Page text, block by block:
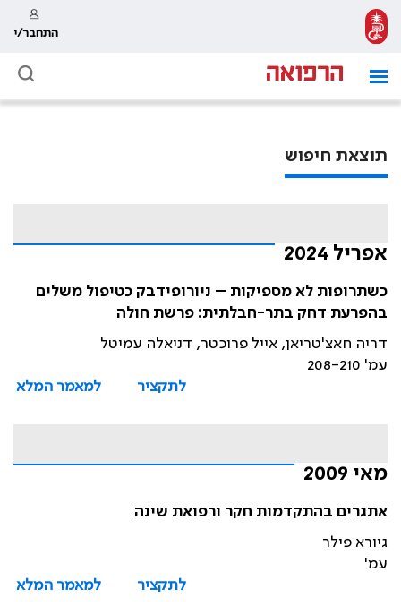
התחבר/י
תוצאת חיפוש
אפריל 2024
כשתרופות לא מספיקות – ניורופידבק כטיפול משלים
בהפרעת דחק בתר-חבלתית: פרשת חולה
דריה חאצ'טריאן, אייל פרוכטר, דניאלה עמיטל
עמ' 208-210
לתקציר
למאמר המלא
מאי 2009
אתגרים בהתקדמות חקר ורפואת שינה
גיורא פילר
עמ'
לתקציר
למאמר המלא